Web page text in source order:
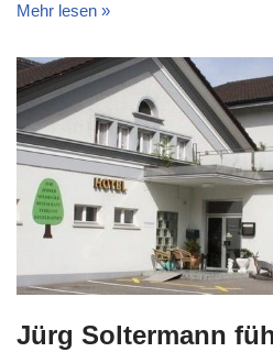
Mehr lesen »
Jürg Soltermann